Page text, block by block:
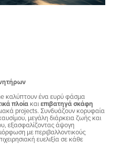
καλύπτουν ένα ευρύ φάσμα
πλοίακαιεπιβατηγά σκάφη
projects. Συνδυάζουν κορυφαία
μεγάλη διάρκεια ζωής και
εξασφαλίζοντας άψογη
με περιβαλλοντικούς
ευελιξία σε κάθε